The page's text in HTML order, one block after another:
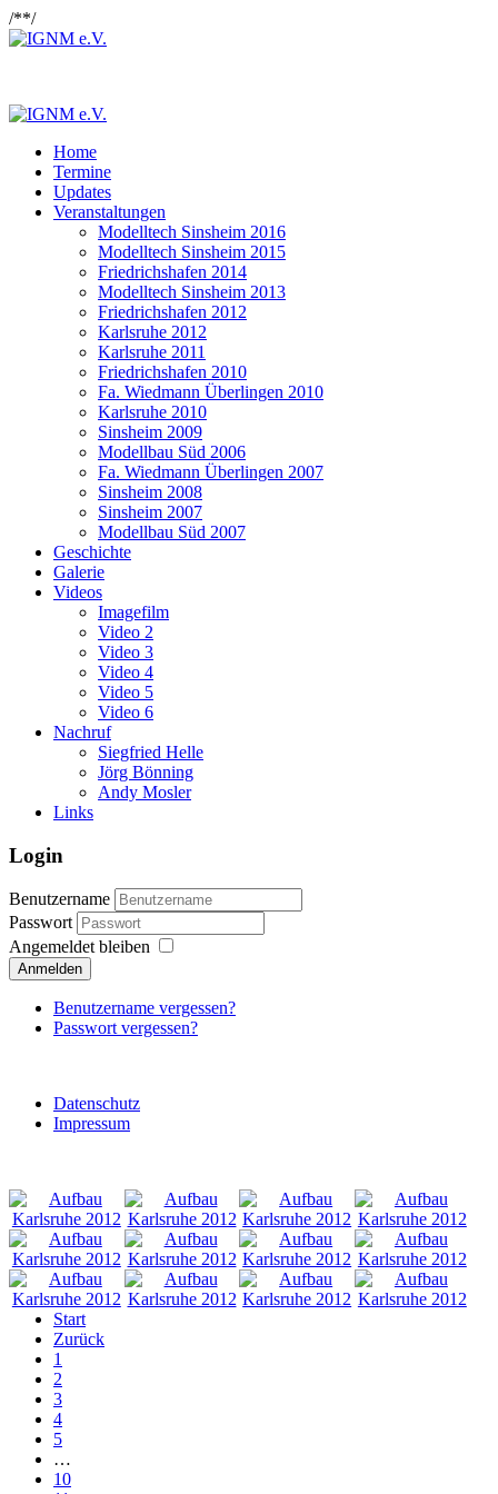
/**/
Home
Termine
Updates
Veranstaltungen
Modelltech Sinsheim 2016
Modelltech Sinsheim 2015
Friedrichshafen 2014
Modelltech Sinsheim 2013
Friedrichshafen 2012
Karlsruhe 2012
Karlsruhe 2011
Friedrichshafen 2010
Fa. Wiedmann Überlingen 2010
Karlsruhe 2010
Sinsheim 2009
Modellbau Süd 2006
Fa. Wiedmann Überlingen 2007
Sinsheim 2008
Sinsheim 2007
Modellbau Süd 2007
Geschichte
Galerie
Videos
Imagefilm
Video 2
Video 3
Video 4
Video 5
Video 6
Nachruf
Siegfried Helle
Jörg Bönning
Andy Mosler
Links
Login
Benutzername
Passwort
Angemeldet bleiben
Anmelden
Benutzername vergessen?
Passwort vergessen?
Datenschutz
Impressum
Start
Zurück
1
2
3
4
5
…
10